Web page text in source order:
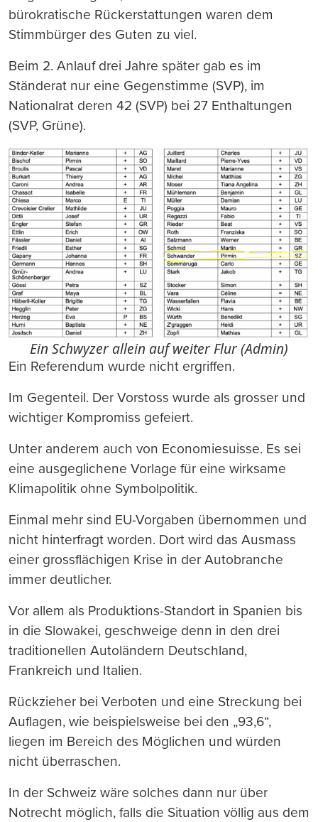
bürokratische Rückerstattungen waren dem
Stimmbürger des Guten zu viel.
Beim 2. Anlauf drei Jahre später gab es im
Ständerat nur eine Gegenstimme (SVP), im
Nationalrat deren 42 (SVP) bei 27 Enthaltungen
(SVP, Grüne).
Ein Schwyzer allein auf weiter Flur (Admin)
Ein Referendum wurde nicht ergriffen.
Im Gegenteil. Der Vorstoss wurde als grosser und
wichtiger Kompromiss gefeiert.
Unter anderem auch von Economiesuisse. Es sei
eine ausgeglichene Vorlage für eine wirksame
Klimapolitik ohne Symbolpolitik.
Einmal mehr sind EU-Vorgaben übernommen und
nicht hinterfragt worden. Dort wird das Ausmass
einer grossflächigen Krise in der Autobranche
immer deutlicher.
Vor allem als Produktions-Standort in Spanien bis
in die Slowakei, geschweige denn in den drei
traditionellen Autoländern Deutschland,
Frankreich und Italien.
Rückzieher bei Verboten und eine Streckung bei
Auflagen, wie beispielsweise bei den „93,6“,
liegen im Bereich des Möglichen und würden
nicht überraschen.
In der Schweiz wäre solches dann nur über
Notrecht möglich, falls die Situation völlig aus dem